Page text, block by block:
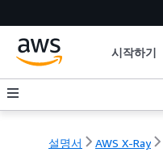
시작하기
설명서 AWS X-Ray